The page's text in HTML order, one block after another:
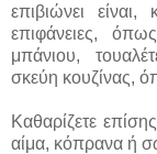
επιβιώνει
επιφάνειες,
μπάνιου,
σκεύη κουζίνας,
Καθαρίζετε
αίμα, κόπρανα ή